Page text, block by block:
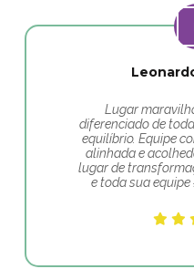
Lugar
diferenciado de
equilíbrio. Equipe
alinhada e
lugar de
e toda sua